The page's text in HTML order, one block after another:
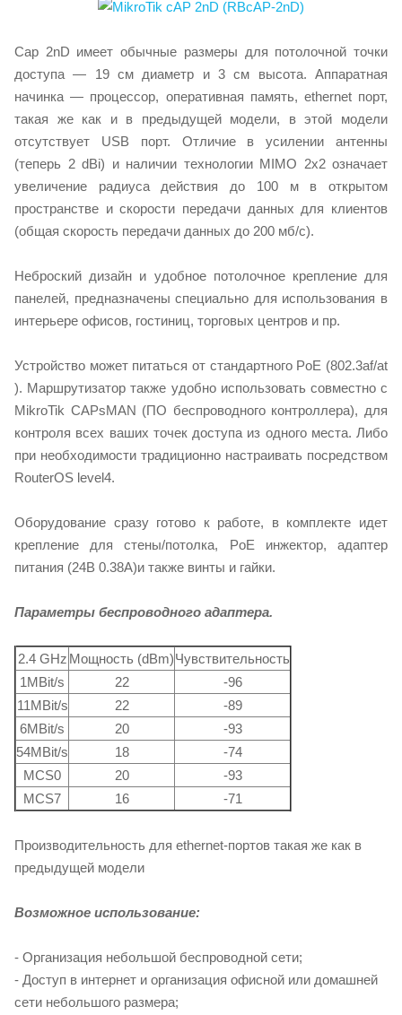
Cap 2nD имеет обычные размеры для потолочной точки
доступа — 19 см диаметр и 3 см высота. Аппаратная
начинка — процессор, оперативная память, ethernet порт,
такая же как и в предыдущей модели, в этой модели
отсутствует USB порт. Отличие в усилении антенны
(теперь 2 dBi) и наличии технологии MIMO 2x2 означает
увеличение радиуса действия до 100 м в открытом
пространстве и скорости передачи данных для клиентов
(общая скорость передачи данных до 200 мб/с).
Неброский дизайн и удобное потолочное крепление для
панелей, предназначены специально для использования в
интерьере офисов, гостиниц, торговых центров и пр.
Устройство может питаться от стандартного PoE (802.3af/at
). Маршрутизатор также удобно использовать совместно с
MikroTik CAPsMAN (ПО беспроводного контроллера), для
контроля всех ваших точек доступа из одного места. Либо
при необходимости традиционно настраивать посредством
RouterOS level4.
Оборудование сразу готово к работе, в комплекте идет
крепление для стены/потолка, PoE инжектор, адаптер
питания (24В 0.38А)и также винты и гайки.
Параметры беспроводного адаптера.
2.4 GHz Мощность (dBm)Чувствительность
1MBit/s
22
-96
11MBit/s
22
-89
6MBit/s
20
-93
54MBit/s
18
-74
MCS0
20
-93
MCS7
16 -71
Производительность для ethernet-портов такая же как в
предыдущей модели
Возможное использование:
- Организация небольшой беспроводной сети;
- Доступ в интернет и организация офисной или домашней
сети небольшого размера;